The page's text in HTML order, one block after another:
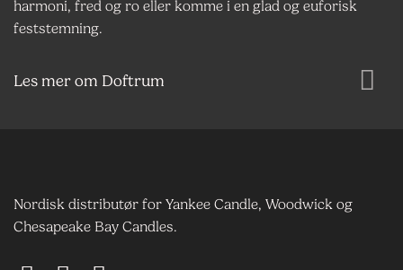
harmoni, fred og ro eller komme i en glad og euforisk
feststemning.
Les mer om Doftrum
Nordisk distributør for Yankee Candle, Woodwick og
Chesapeake Bay Candles.